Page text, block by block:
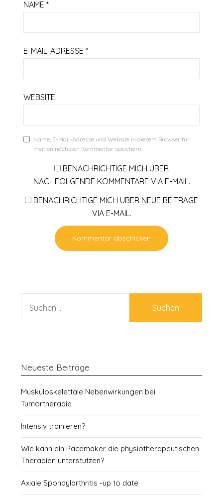
NAME*
E-MAIL-ADRESSE*
WEBSITE
Name, E-Mail-Adresse und Website in diesem Browser für
meinen nächsten Kommentar speichern.
BENACHRICHTIGE MICH ÜBER
NACHFOLGENDE KOMMENTARE VIA E-MAIL.
BENACHRICHTIGE MICH ÜBER NEUE BEITRÄGE
VIA E-MAIL.
NACH:
Neueste Beiträge
Muskuloskelettale Nebenwirkungen bei
Tumortherapie
Intensiv trainieren?
Wie kann ein Pacemaker die physiotherapeutischen
Therapien unterstützen?
Axiale Spondylarthritis -up to date